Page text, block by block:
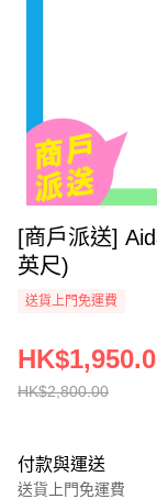
[商戶派送]
英尺)
送貨上門免運費
HK$2,800.00
付款與運送
送貨上門免運費